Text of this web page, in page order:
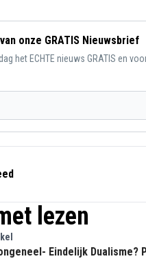
onze GRATIS Nieuwsbrief
dag het ECHTE nieuws GRATIS en
lezen
Eindelijk Dualisme?